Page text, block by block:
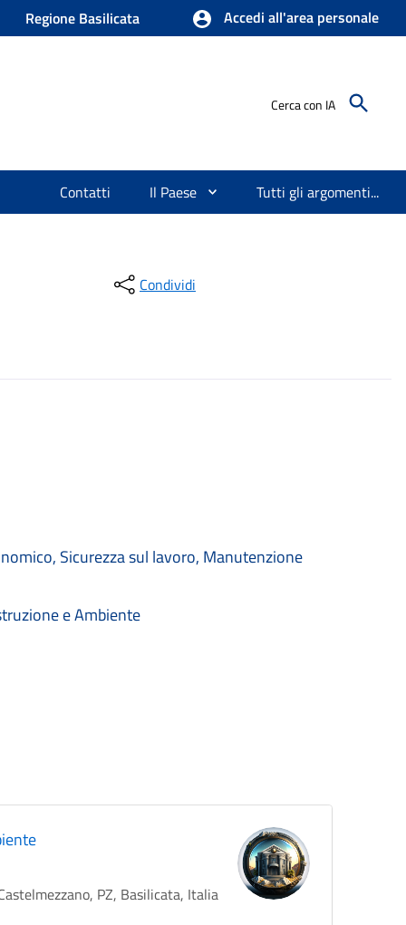
Regione Basilicata Accedi all'area personale
Cerca con IA
Contatti Il Paese Tutti gli argomenti...
Condividi
Sicurezza sul lavoro, Manutenzione
e Ambiente
PZ, Basilicata, Italia